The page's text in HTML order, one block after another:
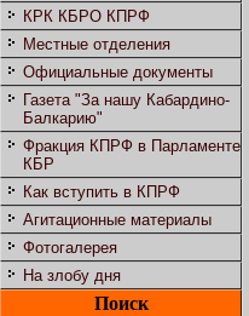
КРК КБРО КПРФ
Местные отделения
Официальные документы
Газета "За нашу Кабардино-
Балкарию"
Фракция КПРФ в Парламенте
КБР
Как вступить в КПРФ
Агитационные материалы
Фотогалерея
На злобу дня
Поиск